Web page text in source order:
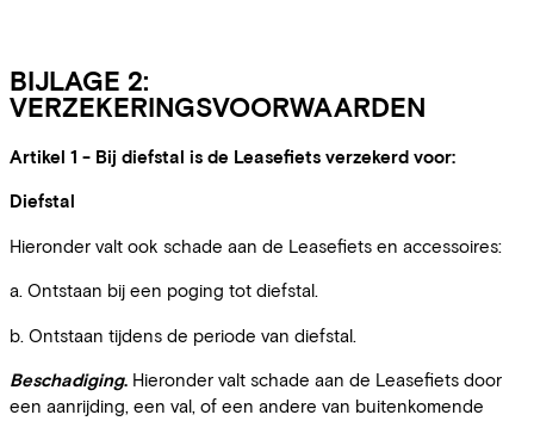
BIJLAGE 2:
VERZEKERINGSVOORWAARDEN
Artikel 1 - Bij diefstal is de Leasefiets verzekerd voor:
Diefstal
Hieronder valt ook schade aan de Leasefiets en accessoires:
a. Ontstaan bij een poging tot diefstal.
b. Ontstaan tijdens de periode van diefstal.
Beschadiging. Hieronder valt schade aan de Leasefiets door
een aanrijding, een val, of een andere van buitenkomende